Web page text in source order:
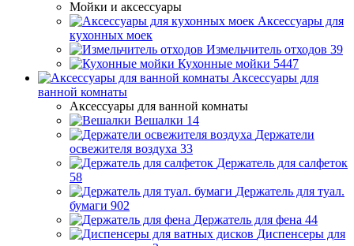
Мойки и аксессуары
Аксессуары для
кухонных моек
Измельчитель отходов 39
Кухонные мойки 5447
Аксессуары для
ванной комнаты
Аксессуары для ванной комнаты
Вешалки 14
Держатели
освежителя воздуха 33
Держатель для салфеток
58
Держатель для туал.
бумаги 902
Держатель для фена 44
Диспенсеры для